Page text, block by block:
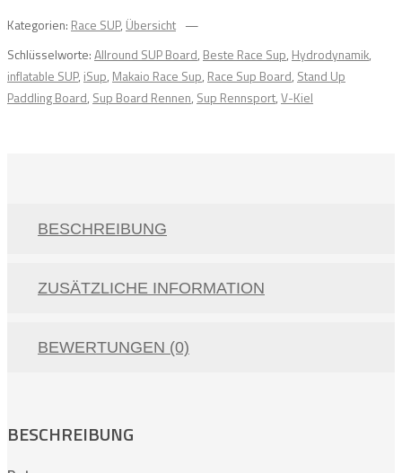
Menge
Kategorien: Race SUP, Übersicht
Schlüsselworte:Allround SUP Board, Beste Race Sup, Hydrodynamik,
inflatable SUP, iSup, Makaio Race Sup, Race Sup Board, Stand Up
Paddling Board, Sup Board Rennen, Sup Rennsport,V-Kiel
BESCHREIBUNG
ZUSÄTZLICHE INFORMATION
BEWERTUNGEN (0)
BESCHREIBUNG